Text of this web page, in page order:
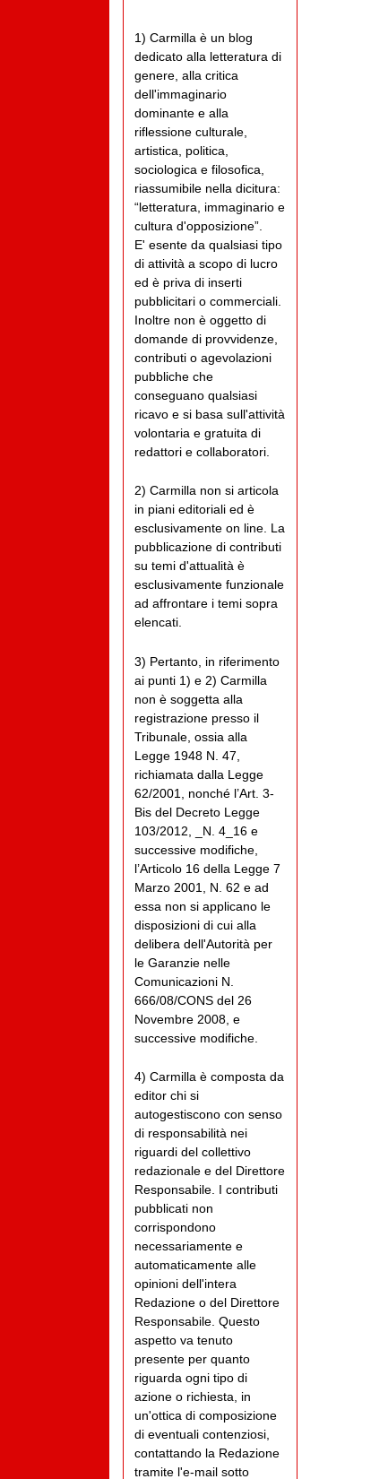
1) Carmilla è un blog
dedicato alla letteratura di
genere, alla critica
dell'immaginario
dominante e alla
riflessione culturale,
artistica, politica,
sociologica e filosofica,
riassumibile nella dicitura:
“letteratura, immaginario e
cultura d'opposizione”.
E' esente da qualsiasi tipo
di attività a scopo di lucro
ed è priva di inserti
pubblicitari o commerciali.
Inoltre non è oggetto di
domande di provvidenze,
contributi o agevolazioni
pubbliche che
conseguano qualsiasi
ricavo e si basa sull'attività
volontaria e gratuita di
redattori e collaboratori.
2) Carmilla non si articola
in piani editoriali ed è
esclusivamente on line. La
pubblicazione di contributi
su temi d'attualità è
esclusivamente funzionale
ad affrontare i temi sopra
elencati.
3) Pertanto, in riferimento
ai punti 1) e 2) Carmilla
non è soggetta alla
registrazione presso il
Tribunale, ossia alla
Legge 1948 N. 47,
richiamata dalla Legge
62/2001, nonché l’Art. 3-
Bis del Decreto Legge
103/2012, _N. 4_16 e
successive modifiche,
l’Articolo 16 della Legge 7
Marzo 2001, N. 62 e ad
essa non si applicano le
disposizioni di cui alla
delibera dell'Autorità per
le Garanzie nelle
Comunicazioni N.
666/08/CONS del 26
Novembre 2008, e
successive modifiche.
4) Carmilla è composta da
editor chi si
autogestiscono con senso
di responsabilità nei
riguardi del collettivo
redazionale e del Direttore
Responsabile. I contributi
pubblicati non
corrispondono
necessariamente e
automaticamente alle
opinioni dell'intera
Redazione o del Direttore
Responsabile. Questo
aspetto va tenuto
presente per quanto
riguarda ogni tipo di
azione o richiesta, in
un'ottica di composizione
di eventuali contenziosi,
contattando la Redazione
tramite l'e-mail sotto